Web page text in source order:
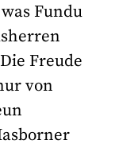
Fundu
Freude
von